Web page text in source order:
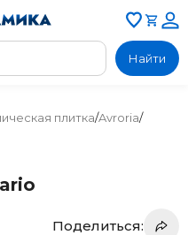
Найти
плитка/Avroria/
Поделиться: